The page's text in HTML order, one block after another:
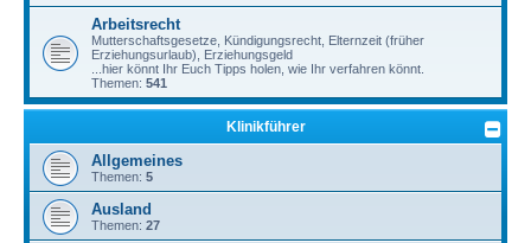
Arbeitsrecht
Mutterschaftsgesetze, Kündigungsrecht, Elternzeit (früher
Erziehungsurlaub), Erziehungsgeld
...hier könnt Ihr Euch Tipps holen, wie Ihr verfahren könnt.
Themen: 541
Klinikführer
Allgemeines
Themen: 5
Ausland
Themen: 27